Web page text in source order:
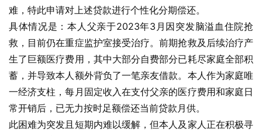
难，特此申请对上述贷款进行个性化分期偿还。
具体情况是：本人父亲于2023年3月因突发脑溢血住院抢
救，目前仍在重症监护室接受治疗。前期抢救及后续治疗产
生了巨额医疗费用，其中大部分自费部分已耗尽家庭全部积
蓄，并导致本人额外背负了一笔亲友借款。本人作为家庭唯
一经济支柱，每月固定收入在支付父亲的医疗费用和家庭日
常开销后，已无力按时足额偿还当前贷款月供。
此困难为突发且短期内难以缓解，但本人及家人正在积极寻